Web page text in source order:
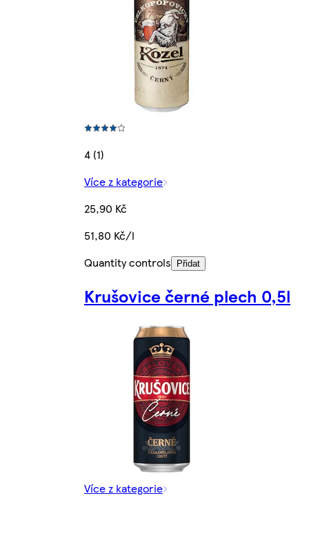
4 (1)
Více z kategorie
25,90 Kč
51,80 Kč/l
Quantity controls
Přidat
Krušovice černé plech 0,5l
Více z kategorie